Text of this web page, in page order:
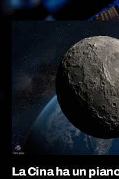
La Cina ha un